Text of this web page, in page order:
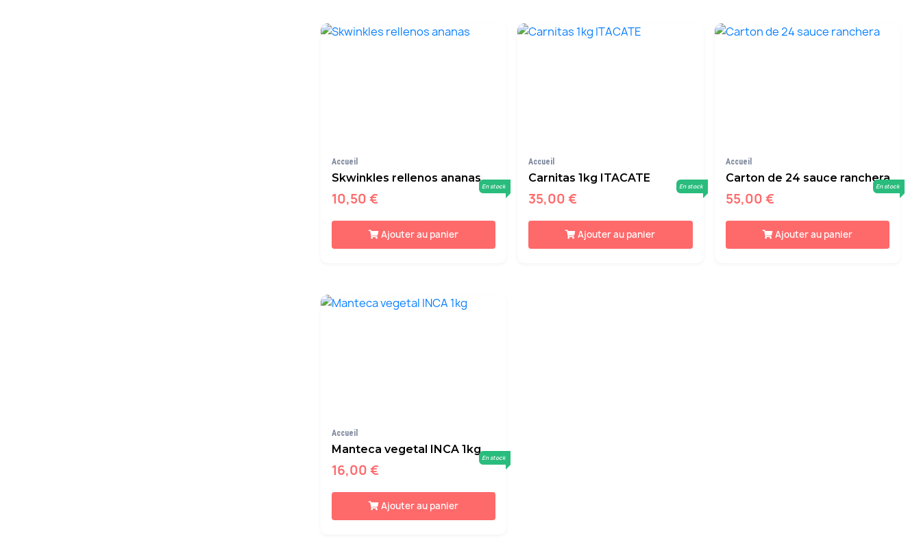
Accueil
Skwinkles rellenos ananas
10,50 €
En stock
Ajouter au panier
Accueil
Carnitas 1kg ITACATE
35,00 €
En stock
Ajouter au panier
Accueil
Carton de 24 sauce ranchera
55,00 €
En stock
Ajouter au panier
Accueil
Manteca vegetal INCA 1kg
16,00 €
En stock
Ajouter au panier